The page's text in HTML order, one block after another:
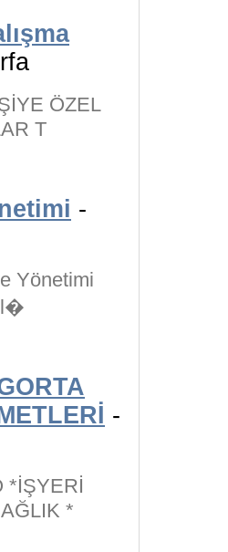
ÖZEL
T
-
Yönetimi
-
*İŞYERİ
*